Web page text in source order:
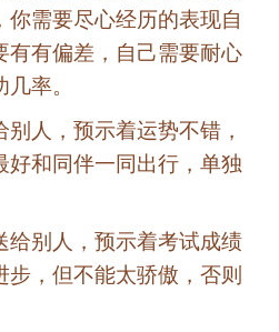
你需要尽心经历的表现自
有有偏差，自己需要耐心
率。
人，预示着运势不错，
好和同伴一同出行，单独
给别人，预示着考试成绩
，但不能太骄傲，否则